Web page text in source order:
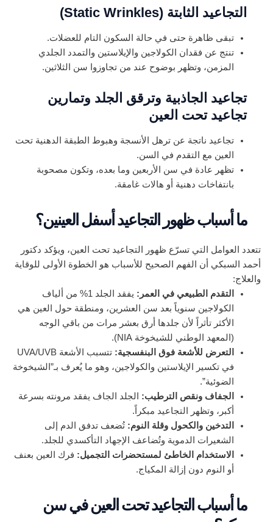
التجاعيد الثابتة (Static Wrinkles)
تبقى ظاهرة حتى في حالة السكون التام للعضلات.
تنتج عن فقدان الكولاجين والإيلاستين والتمدد الجلدي
المزمن، وتظهر بوضوح عند من تجاوزوا سن الثلاثين.
تجاعيد الجاذبية وترقق الجلد وتمارين
تجاعيد تحت العين
تجاعيد ناتجة عن ترهل الأنسجة وهبوط الطبقة الدهنية تحت
العين مع التقدم في السن.
تظهر عادة في سن الأربعين وما بعده، وتكون مصحوبة
بانتفاخات دهنية أو هالات غامقة.
ما أسباب ظهور التجاعيد أسفل العينين؟
تتعدد العوامل التي تسرّع ظهور التجاعيد تحت العين، ويؤكد دكتور
أحمد السبكي أن الفهم الصحيح للأسباب هو الخطوة الأولى للوقاية
والعلاج:
التقدم الطبيعي في العمر:
يفقد الجلد 1% من ألياف
الكولاجين سنوياً بعد سن العشرين، ومنطقة حول العين هي
الأكثر تأثراً لأن جلدها أرق بعشر مرات من باقي الوجه
(المعهد الوطني للشيخوخة NIA).
التعرض للأشعة فوق البنفسجية:
تتسبب الأشعة UVA/UVB
في تكسير الإيلاستين والكولاجين، وهو ما يُعرف بـ”الشيخوخة
الضوئية”.
الجفاف ونقص الترطيب: الجلد الجاف يفقد مرونته بسرعة
أكبر، وتظهر التجاعيد مبكراً.
التدخين والكحول وقلة النوم: تُضعف تدفق الدم إلى
الشعيرات الدموية وتُضاعف الإجهاد التأكسدي للجلد.
الاستخدام الخاطئ لمستحضرات التجميل: فرك العين بعنف
أو النوم دون إزالة المكياج.
ما أسباب التجاعيد تحت العين في سن